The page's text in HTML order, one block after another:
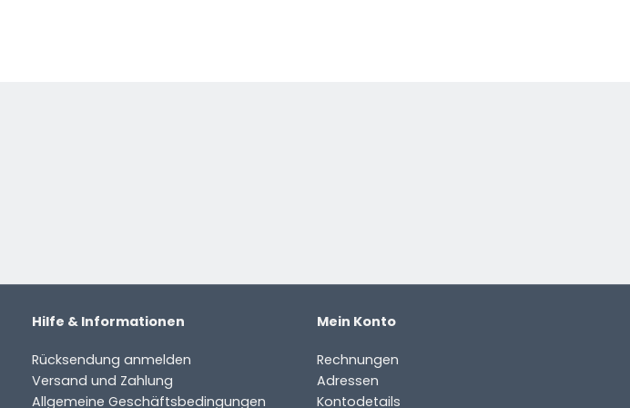
Hilfe & Informationen
Rücksendung anmelden
Versand und Zahlung
Allgemeine Geschäftsbedingungen
Mein Konto
Rechnungen
Adressen
Kontodetails